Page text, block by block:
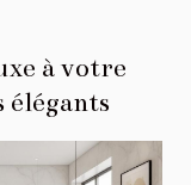
à votre
élégants